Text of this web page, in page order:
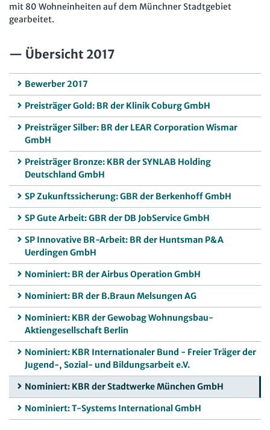
mit 80 Wohneinheiten auf dem Münchner Stadtgebiet
gearbeitet.
Übersicht 2017
Bewerber 2017
Preisträger Gold: BR der Klinik Coburg GmbH
Preisträger Silber: BR der LEAR Corporation Wismar
GmbH
Preisträger Bronze: KBR der SYNLAB Holding
Deutschland GmbH
SP Zukunftssicherung: GBR der Berkenhoff GmbH
SP Gute Arbeit: GBR der DB JobService GmbH
SP Innovative BR-Arbeit: BR der Huntsman P&A
Uerdingen GmbH
Nominiert: BR der Airbus Operation GmbH
Nominiert: BR der B.Braun Melsungen AG
Nominiert: KBR der Gewobag Wohnungsbau-
Aktiengesellschaft Berlin
Nominiert: KBR Internationaler Bund - Freier Träger der
Jugend-, Sozial- und Bildungsarbeit e.V.
Nominiert: KBR der Stadtwerke München GmbH
Nominiert: T-Systems International GmbH